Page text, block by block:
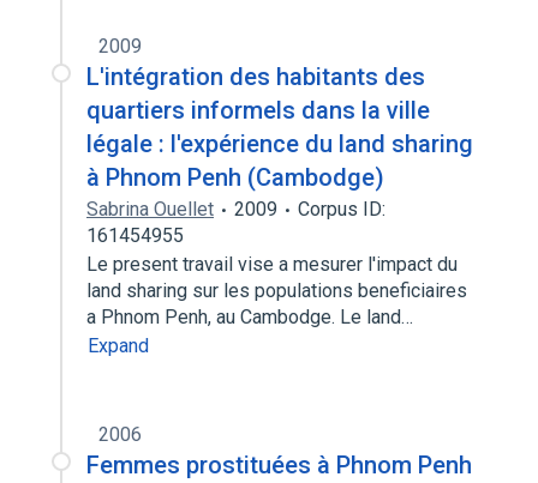
2009
L'intégration des habitants des
quartiers informels dans la ville
légale : l'expérience du land sharing
à Phnom Penh (Cambodge)
Sabrina Ouellet 2009
Corpus ID:
161454955
Le present travail vise a mesurer l'impact du
land sharing sur les populations beneficiaires
a Phnom Penh, au Cambodge. Le land…
Expand
2006
Femmes prostituées à Phnom Penh